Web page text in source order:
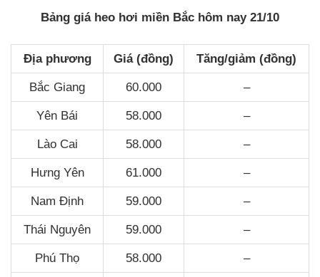
Bảng giá heo hơi miền Bắc hôm nay 21/10
Địa phương Giá (đồng) Tăng/giảm (đồng)
Bắc Giang 60.000 –
Yên Bái 58.000 –
Lào Cai 58.000 –
Hưng Yên 61.000 –
Nam Định 59.000 –
Thái Nguyên 59.000 –
Phú Thọ 58.000 –